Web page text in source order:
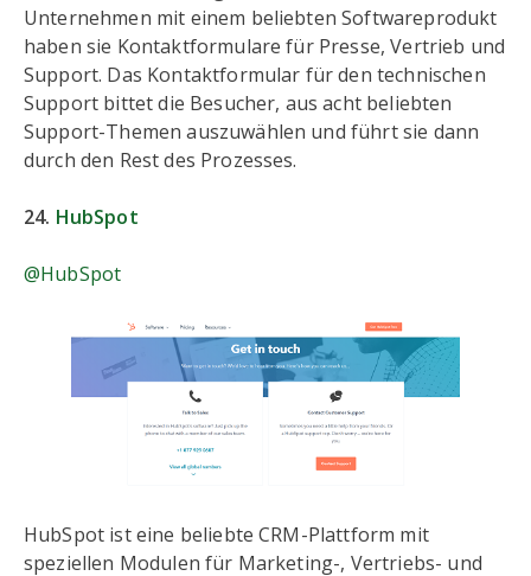
Unternehmen mit einem beliebten Softwareprodukt
haben sie Kontaktformulare für Presse, Vertrieb und
Support. Das Kontaktformular für den technischen
Support bittet die Besucher, aus acht beliebten
Support-Themen auszuwählen und führt sie dann
durch den Rest des Prozesses.
24. HubSpot
@HubSpot
HubSpot ist eine beliebte CRM-Plattform mit
speziellen Modulen für Marketing-, Vertriebs- und